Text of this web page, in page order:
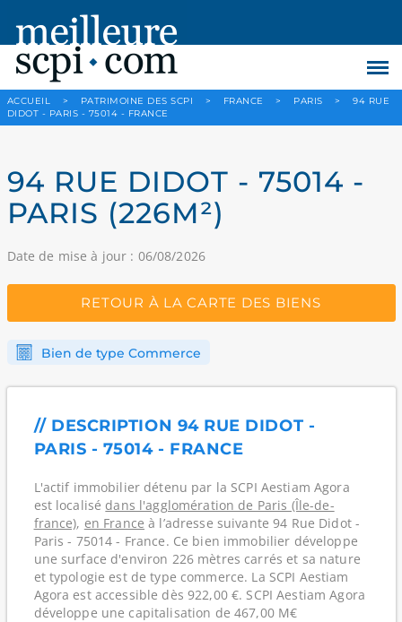
ACCUEIL > PATRIMOINE DES SCPI > FRANCE > PARIS >
94 RUE
DIDOT - PARIS - 75014 - FRANCE
94 RUE DIDOT - 75014 -
PARIS (226M²)
Date de mise à jour : 06/08/2026
RETOUR À LA CARTE DES BIENS
Bien de type Commerce
// DESCRIPTION 94 RUE DIDOT -
PARIS - 75014 - FRANCE
L'actif immobilier détenu par la SCPI Aestiam Agora
est localisé dans l'agglomération de Paris (Île-de-
france), en France à l’adresse suivante 94 Rue Didot -
Paris - 75014 - France. Ce bien immobilier développe
une surface d'environ 226 mètres carrés et sa nature
et typologie est de type commerce. La SCPI Aestiam
Agora est accessible dès 922,00 €. SCPI Aestiam Agora
développe une capitalisation de 467,00 M€